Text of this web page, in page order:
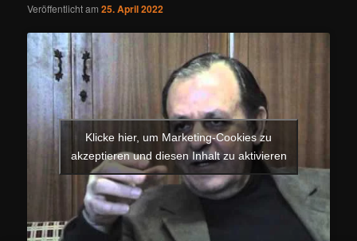
Veröffentlicht am25. April 2022
Klicke hier, um Marketing-Cookies zu
akzeptieren und diesen Inhalt zu aktivieren